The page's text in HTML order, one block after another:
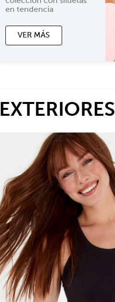
en tendencia
VER MÁS
EXTERIORES